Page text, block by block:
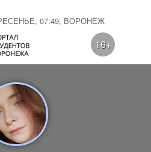
07:49, ВОРОНЕЖ
16+